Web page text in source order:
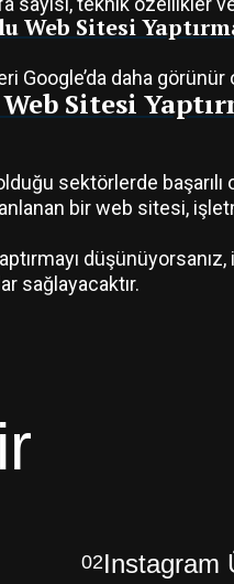
Web Sitesi
Google’da daha
Web Sitesi
sektörlerde
bir web sitesi,
sağlayacaktır.
02Instagram